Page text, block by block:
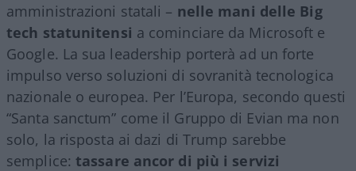
amministrazioni statali – nelle mani delle Big
tech statunitensi a cominciare da Microsoft e
Google. La sua leadership porterà ad un forte
impulso verso soluzioni di sovranità tecnologica
nazionale o europea. Per l’Europa, secondo questi
“Santa sanctum” come il Gruppo di Evian ma non
solo, la risposta ai dazi di Trump sarebbe
semplice: tassare ancor di più i servizi